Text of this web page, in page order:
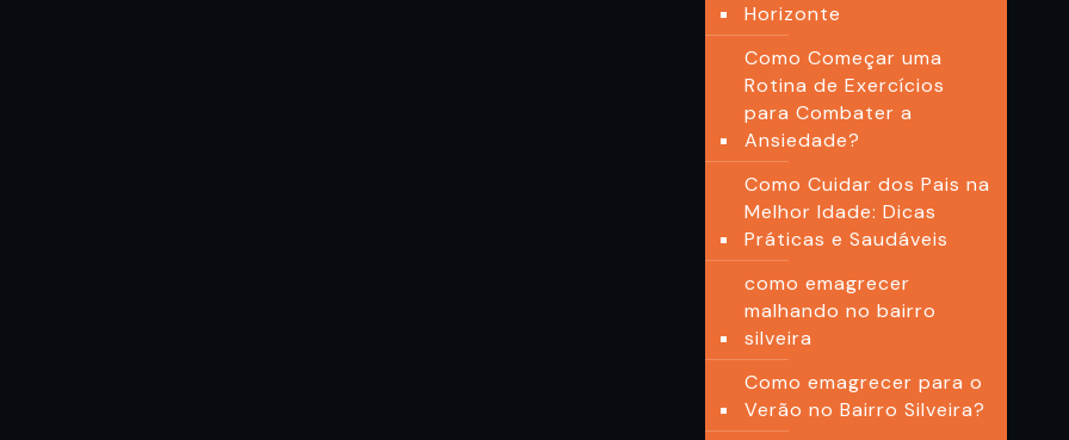
Horizonte
Como Começar uma
Rotina de Exercícios
para Combater a
Ansiedade?
Como Cuidar dos Pais na
Melhor Idade: Dicas
Práticas e Saudáveis
como emagrecer
malhando no bairro
silveira
Como emagrecer para o
Verão no Bairro Silveira?